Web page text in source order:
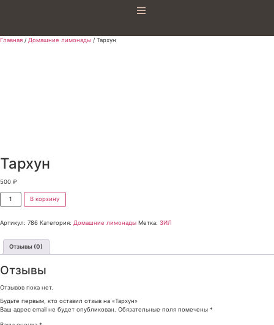
Главная / Домашние лимонады / Тархун
Тархун
500 ₽
В корзину
Артикул: 786 Категория: Домашние лимонады Метка: ЗИЛ
Отзывы (0)
Отзывы
Отзывов пока нет.
Будьте первым, кто оставил отзыв на «Тархун»
Ваш адрес email не будет опубликован. Обязательные поля помечены *